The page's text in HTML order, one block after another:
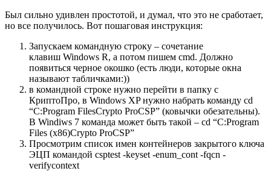
Был сильно удивлен простотой, и думал, что это не сработает,
но все получилось. Вот пошаговая инструкция:
Запускаем командную строку – сочетание
клавиш Windows R, а потом пишем cmd. Должно
появиться черное окошко (есть люди, которые окна
называют табличками:))
в командной строке нужно перейти в папку с
КриптоПро, в Windows XP нужно набрать команду cd
“C:Program FilesCrypto ProCSP” (ковычки обезательны).
В Windiws 7 команда может быть такой – cd “C:Program
Files (x86)Crypto ProCSP”
Просмотрим список имен контейнеров закрытого ключа
ЭЦП командой csptest -keyset -enum_cont -fqcn -
verifycontext